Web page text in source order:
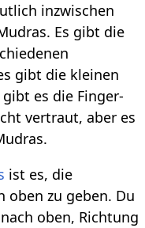
inzwischen
Es gibt die
gibt die kleinen
es die Finger-
vertraut, aber es
ist es, die
oben zu geben. Du
oben, Richtung